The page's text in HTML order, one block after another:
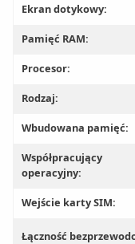
Ekran dotykowy:
Pamięć RAM:
Procesor:
Rodzaj:
Wbudowana pamięć:
operacyjny:
Wejście karty SIM:
Łączność